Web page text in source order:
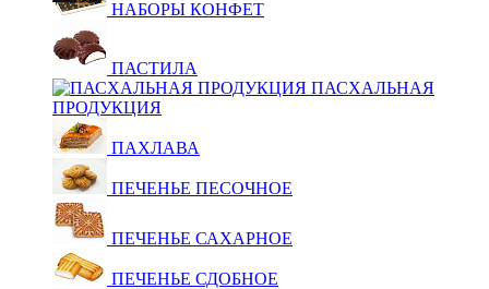
НАБОРЫ КОНФЕТ
ПАСТИЛА
ПАСХАЛЬНАЯ
ПРОДУКЦИЯ
ПАХЛАВА
ПЕЧЕНЬЕ ПЕСОЧНОЕ
ПЕЧЕНЬЕ САХАРНОЕ
ПЕЧЕНЬЕ СДОБНОЕ